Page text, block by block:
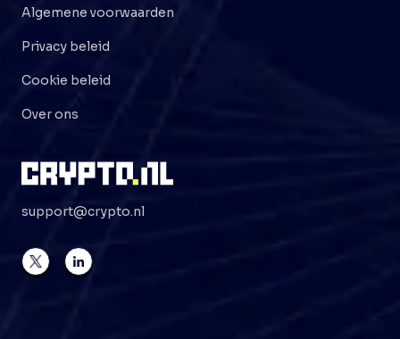
Algemene voorwaarden
Privacy beleid
Cookie beleid
Over ons
support@crypto.nl